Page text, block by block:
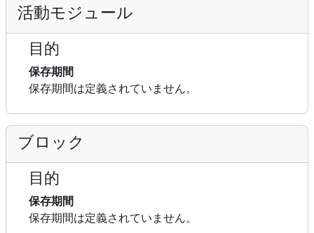
活動モジュール
目的
保存期間
保存期間は定義されていません。
ブロック
目的
保存期間
保存期間は定義されていません。